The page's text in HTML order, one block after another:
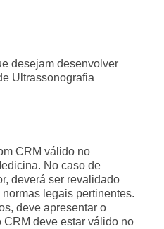
desejam desenvolver
Ultrassonografia
CRM válido no
No caso de
deverá ser revalidado
legais pertinentes.
deve apresentar o
deve estar válido no